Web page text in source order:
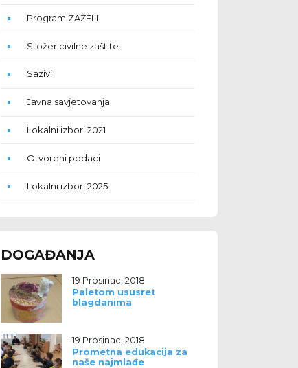
Program ZAŽELI
Stožer civilne zaštite
Sazivi
Javna savjetovanja
Lokalni izbori 2021
Otvoreni podaci
Lokalni izbori 2025
DOGAĐANJA
19 Prosinac, 2018
Paletom ususret
blagdanima
19 Prosinac, 2018
Prometna edukacija za
naše najmlađe